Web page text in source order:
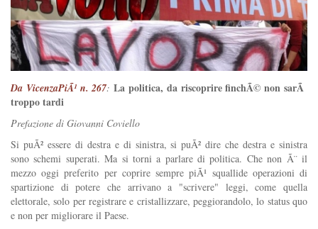
Da VicenzaPiÃ¹ n. 267:La politica, da riscoprire finchÃ© non sarÃ
troppo tardi
Prefazione di Giovanni Coviello
Si puÃ² essere di destra e di sinistra, si puÃ² dire che destra e sinistra
sono schemi superati. Ma si torni a parlare di politica. Che non Ã¨ il
mezzo oggi preferito per coprire sempre piÃ¹ squallide operazioni di
spartizione di potere che arrivano a "scrivere" leggi, come quella
elettorale, solo per registrare e cristallizzare, peggiorandolo, lo status quo
e non per migliorare il Paese.